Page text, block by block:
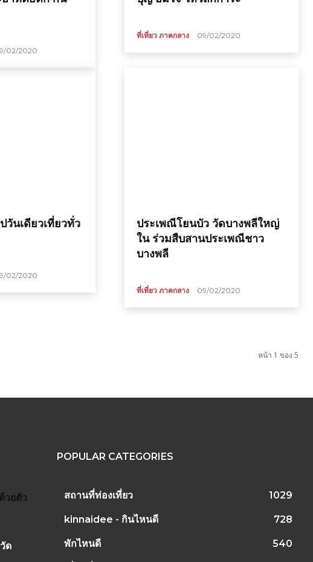
02/2020
ที่เที่ยว ภาคกลาง 09/02/2020
วันเดียวเที่ยวทั่ว
02/2020
ประเพณีโยนบัว วัดบางพลีใหญ่
ใน ร่วมสืบสานประเพณีชาว
บางพลี
ที่เที่ยว ภาคกลาง 09/02/2020
หน้า 1 ของ 5
วยตัว
ด
POPULAR CATEGORIES
สถานที่ท่องเที่ยว 1029
kinnaidee - กินไหนดี 728
พักไหนดี 540